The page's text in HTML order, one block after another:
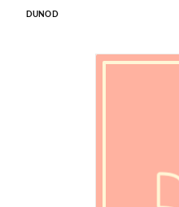
DUNOD